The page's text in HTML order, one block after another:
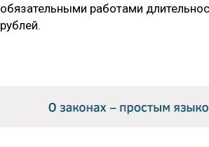
обязательными работами
рублей.